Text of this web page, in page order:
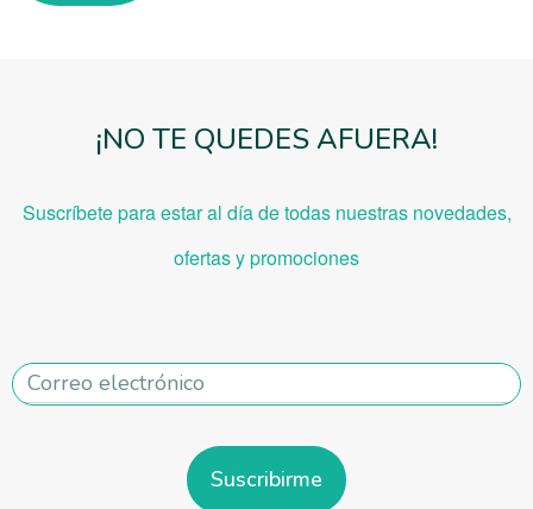
¡NO TE QUEDES AFUERA!
Suscríbete para estar al día de todas nuestras novedades,
ofertas y promociones
Suscribirme